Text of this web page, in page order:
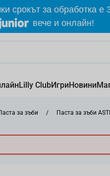
срокът за обработка е
вече и онлайн!
Lilly ClubИгриНовини
за зъби / Паста за зъби